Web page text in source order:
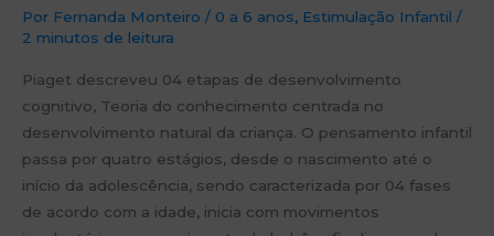
Por Fernanda Monteiro / 0 a 6 anos, Estimulação Infantil /
2 minutos de leitura
Piaget descreveu 04 etapas de desenvolvimento
cognitivo, Teoria do conhecimento centrada no
desenvolvimento natural da criança. O pensamento infantil
passa por quatro estágios, desde o nascimento até o
início da adolescência, sendo caracterizada por 04 fases
de acordo com a idade, inicia com movimentos